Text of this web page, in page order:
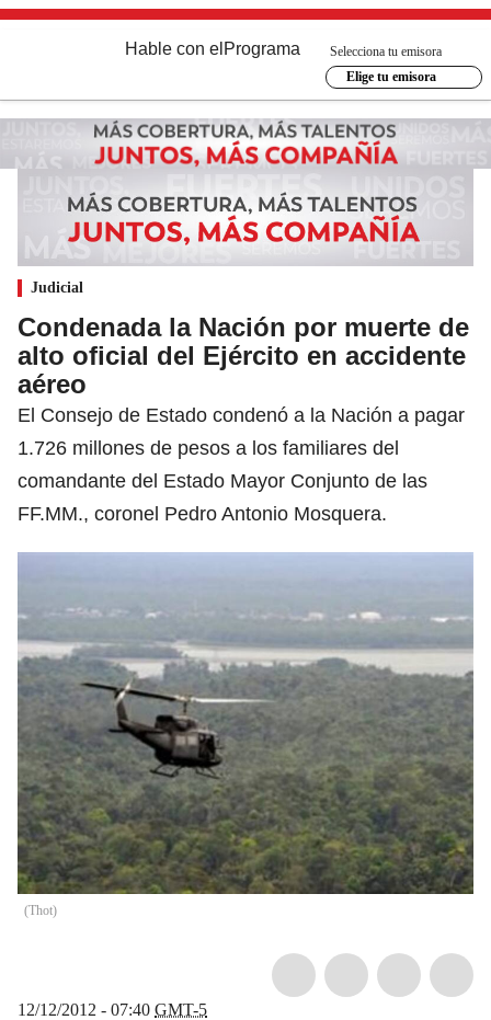
Hable con el Programa
Selecciona tu emisora
Elige tu emisora
Judicial
Condenada la Nación por muerte de
alto oficial del Ejército en accidente
aéreo
El Consejo de Estado condenó a la Nación a pagar
1.726 millones de pesos a los familiares del
comandante del Estado Mayor Conjunto de las
FF.MM., coronel Pedro Antonio Mosquera.
(Thot)
12/12/2012 - 07:40 GMT-5